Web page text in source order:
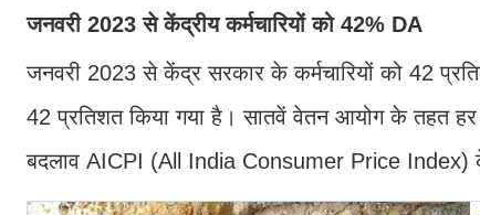
जनवरी 2023 से केंद्रीय कर्मचारियों को 42% DA
जनवरी 2023 से केंद्र सरकार के कर्मचारियों को 42
42 प्रतिशत किया गया है। सातवें वेतन आयोग के तहत
बदलाव AICPI (All India Consumer Price Index)